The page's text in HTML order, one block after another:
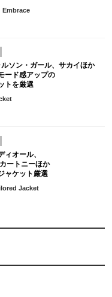
ルソン・ガール、サカイほか
ード感アップの
トを厳選
ィオール、
ートニーほか
ャケット厳選
Jacket